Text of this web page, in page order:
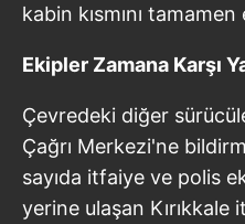
kabin kısmını tamamen
Ekipler Zamana Karşı
Çevredeki diğer
Çağrı Merkezi'ne
sayıda itfaiye ve polis
yerine ulaşan